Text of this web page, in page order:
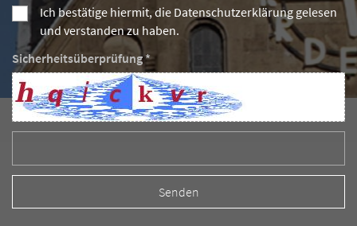
Ich bestätige hiermit, die Datenschutzerklärung gelesen
und verstanden zu haben.
Sicherheitsüberprüfung *